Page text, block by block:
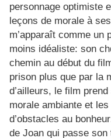
personnage optimiste
leçons de morale à
m’apparaît comme un
moins idéaliste: son
chemin au début du
prison plus que par la
d’ailleurs, le film
morale ambiante et
d’obstacles au
de Joan qui passe